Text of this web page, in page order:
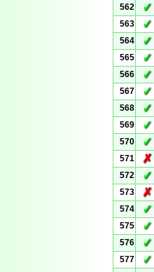
562
✓
563
✓
564
✓
565
✓
566
✓
567
✓
568
✓
569
✓
570
✓
571
✗
572
✓
573
✗
574
✓
575
✓
576
✓
577
✓